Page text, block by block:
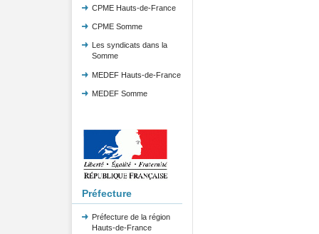
CPME Hauts-de-France
CPME Somme
Les syndicats dans la
Somme
MEDEF Hauts-de-France
MEDEF Somme
Préfecture
Préfecture de la région
Hauts-de-France